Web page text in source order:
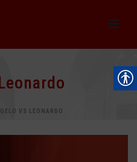
VS LEONARDO